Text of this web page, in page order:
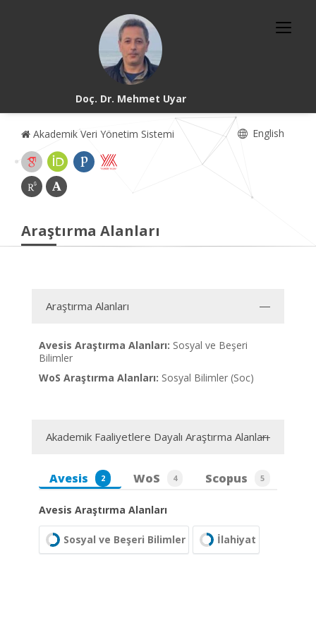
Doç. Dr. Mehmet Uyar
Akademik Veri Yönetim Sistemi English
Araştırma Alanları
Araştırma Alanları
Avesis Araştırma Alanları: Sosyal ve Beşeri
Bilimler
WoS Araştırma Alanları: Sosyal Bilimler (Soc)
Akademik Faaliyetlere Dayalı Araştırma Alanları
Avesis 2 WoS 4 Scopus 5
Avesis Araştırma Alanları
Sosyal ve Beşeri Bilimler İlahiyat